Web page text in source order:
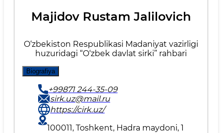
Majidov Rustam Jalilovich
O‘zbekiston Respublikasi Madaniyat vazirligi
huzuridagi “O‘zbek davlat sirki” rahbari
Biografiya
+99871 244-35-09
sirk.uz@mail.ru
https://cirk.uz/
100011, Toshkent, Hadra maydoni, 1